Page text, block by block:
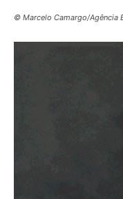
© Marcelo Camargo/Agência